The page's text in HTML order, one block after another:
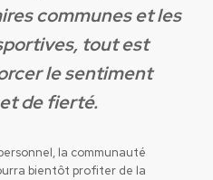
communes et les
tout est
le sentiment
de fierté.
la communauté
bientôt profiter de la